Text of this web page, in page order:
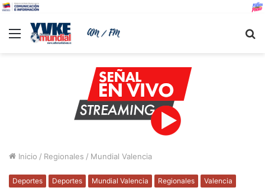
Menu
Inicio / Regionales / Mundial Valencia
Deportes Deportes Mundial Valencia Regionales Valencia